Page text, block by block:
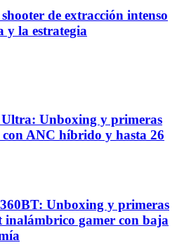
de extracción intenso
y la estrategia
Unboxing y primeras
ANC híbrido y hasta 26
Unboxing y primeras
inalámbrico gamer con baja